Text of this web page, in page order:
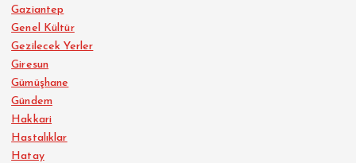
Gaziantep
Genel Kültür
Gezilecek Yerler
Giresun
Gümüşhane
Gündem
Hakkari
Hastalıklar
Hatay